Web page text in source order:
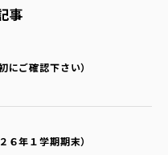
事
にご確認下さい）
６年１学期期末）